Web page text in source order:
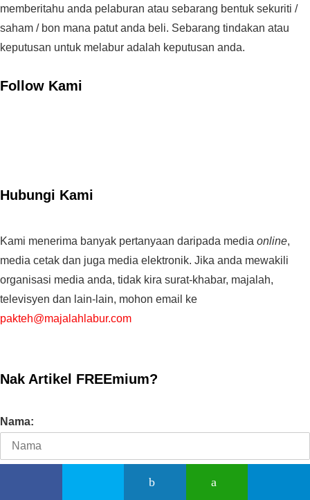
memberitahu anda pelaburan atau sebarang bentuk sekuriti /
saham / bon mana patut anda beli. Sebarang tindakan atau
keputusan untuk melabur adalah keputusan anda.
Follow Kami
Hubungi Kami
Kami menerima banyak pertanyaan daripada media online,
media cetak dan juga media elektronik. Jika anda mewakili
organisasi media anda, tidak kira surat-khabar, majalah,
televisyen dan lain-lain, mohon email ke
pakteh@majalahlabur.com
Nak Artikel FREEmium?
Nama: